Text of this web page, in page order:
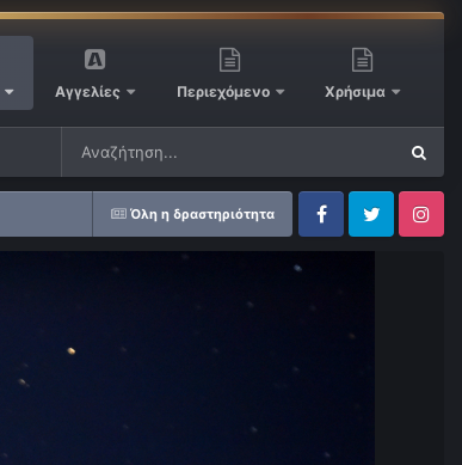
Αγγελίες Περιεχόμενο Χρήσιμα
Όλη η δραστηριότητα
FacebookTwitter Instagram